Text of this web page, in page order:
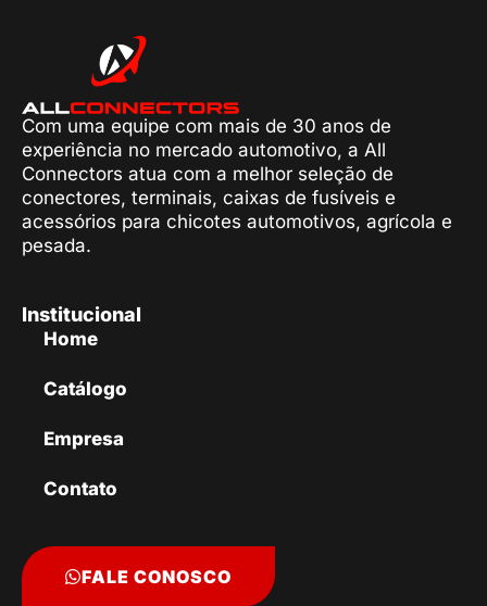
Com uma equipe com mais de 30 anos de
experiência no mercado automotivo, a All
Connectors atua com a melhor seleção de
conectores, terminais, caixas de fusíveis e
acessórios para chicotes automotivos, agrícola e
pesada.
Institucional
Home
Catálogo
Empresa
Contato
FALE CONOSCO